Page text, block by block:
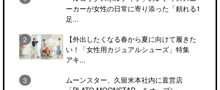
ーカーが女性の日常に寄り添った「頼れる1
足...
【外出したくなる春から夏に向けて履きた
い！「女性用カジュアルシューズ」特集
アキ...
ムーンスター、久留米本社内に直営店